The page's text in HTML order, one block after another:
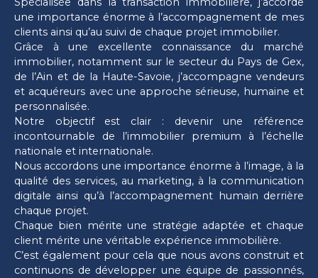
une importance énorme à l’accompagnement de mes
clients ainsi qu’au suivi de chaque projet immobilier.
Grâce à une excellente connaissance du marché
immobilier, notamment sur le secteur du Pays de Gex,
de l’Ain et de la Haute-Savoie, j’accompagne vendeurs
et acquéreurs avec une approche sérieuse, humaine et
personnalisée.
Notre objectif est clair : devenir une référence
incontournable de l’immobilier premium à l’échelle
nationale et internationale.
Nous accordons une importance énorme à l’image, à la
qualité des services, au marketing, à la communication
digitale ainsi qu’à l’accompagnement humain derrière
chaque projet.
Chaque bien mérite une stratégie adaptée et chaque
client mérite une véritable expérience immobilière.
C’est également pour cela que nous avons construit et
continuons de développer une équipe de passionnés,